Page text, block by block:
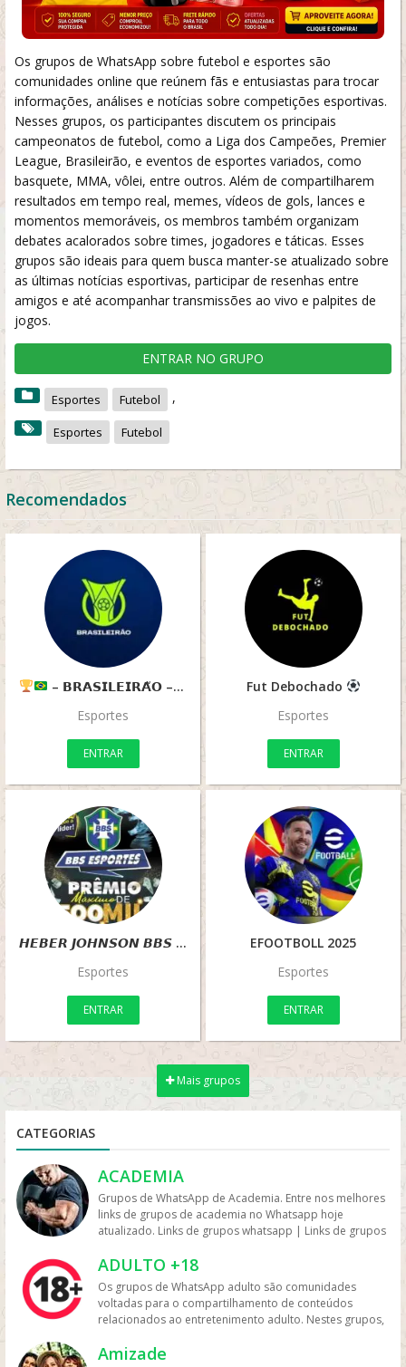
Os grupos de WhatsApp sobre futebol e esportes são
comunidades online que reúnem fãs e entusiastas para trocar
informações, análises e notícias sobre competições esportivas.
Nesses grupos, os participantes discutem os principais
campeonatos de futebol, como a Liga dos Campeões, Premier
League, Brasileirão, e eventos de esportes variados, como
basquete, MMA, vôlei, entre outros. Além de compartilharem
resultados em tempo real, memes, vídeos de gols, lances e
momentos memoráveis, os membros também organizam
debates acalorados sobre times, jogadores e táticas. Esses
grupos são ideais para quem busca manter-se atualizado sobre
as últimas notícias esportivas, participar de resenhas entre
amigos e até acompanhar transmissões ao vivo e palpites de
jogos.
ENTRAR NO GRUPO
Esportes ,
Futebol
Esportes
Futebol
Recomendados
– 𝗕𝗥𝗔𝗦𝗜𝗟𝗘𝗜𝗥𝗔̃𝗢 –
Esportes
ENTRAR
Fut Debochado
Esportes
ENTRAR
𝙃𝙀𝘽𝙀𝙍 𝙅𝙊𝙃𝙉𝙎𝙊𝙉 𝘽𝘽𝙎
Esportes
ENTRAR
EFOOTBOLL 2025
Esportes
ENTRAR
Mais grupos
CATEGORIAS
ACADEMIA
Grupos de WhatsApp de Academia. Entre nos melhores
links de grupos de academia no Whatsapp hoje
atualizado. Links de grupos whatsapp | Links de grupos
de Whatsapp – Link Grupo Whatsapp. Só os melhores
links de grupos do Whatsapp entre agora porque os
links podem expirar. Mas antes compartilhe os grupos
na redes sociais. Conheça os grupos na rede sociais
whatsapp e converse com pessoas porque é tudo de
bom. Interaja com pessoas do brasil inteiro e também
de fora do brasil. Em grupos de whatsapp, entre em
ADULTO +18
Os grupos de WhatsApp adulto são comunidades
voltadas para o compartilhamento de conteúdos
relacionados ao entretenimento adulto. Nestes grupos,
discutir temas como sensualidade, relacionamento e
Amizade